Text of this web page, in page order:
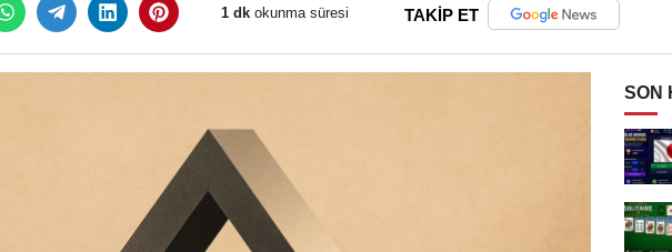
1 dk okunma süresi TAKİP ET
SON